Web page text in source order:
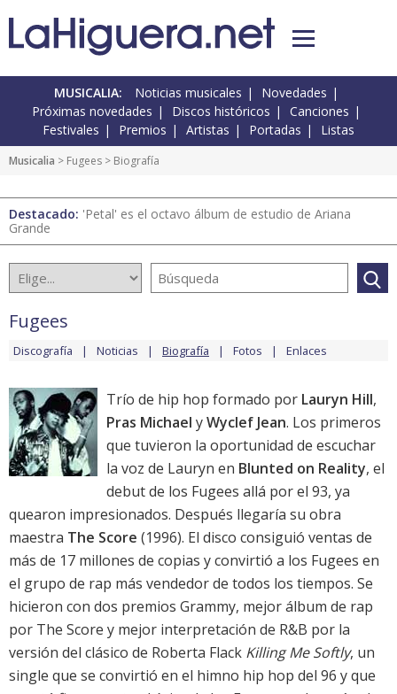
MUSICALIA: Noticias musicales
Novedades
Próximas novedades
Discos históricos
Canciones
Festivales
Premios Artistas Portadas Listas
Musicalia > Fugees > Biografía
Destacado: 'Petal' es el octavo álbum de estudio de Ariana
Grande
Fugees
Discografía Noticias Biografía Fotos Enlaces
Trío de hip hop formado por Lauryn Hill,
Pras Michael yWyclef Jean. Los primeros
que tuvieron la oportunidad de escuchar
la voz de Lauryn en Blunted on Reality, el
debut de los Fugees allá por el 93, ya
quearon impresionados. Después llegaría su obra
maestra The Score (1996). El disco consiguió ventas de
más de 17 millones de copias y convirtió a los Fugees en
el grupo de rap más vendedor de todos los tiempos. Se
hicieron con dos premios Grammy, mejor álbum de rap
por The Score y mejor interpretación de R&B por la
versión del clásico de Roberta Flack Killing Me Softly, un
single que se convirtió en el himno hip hop del 96 y que